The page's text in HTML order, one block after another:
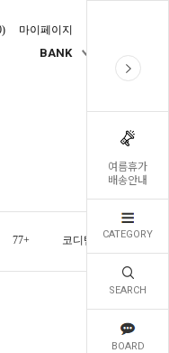
여름휴가
배송안내
CATEGORY
SEARCH
BOARD
) 마이페이지
BANK
77+ 코디템 오늘발송